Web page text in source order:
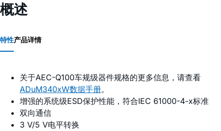
概述
特性产品详情
关于AEC-Q100车规级器件规格的更多信息，请查看
ADuM340xW数据手册。
增强的系统级ESD保护性能，符合IEC 61000-4-x标准
双向通信
3 V/5 V电平转换